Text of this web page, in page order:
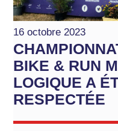
16 octobre 2023
BIKE & RUN
LOGIQUE A
RESPECTÉE